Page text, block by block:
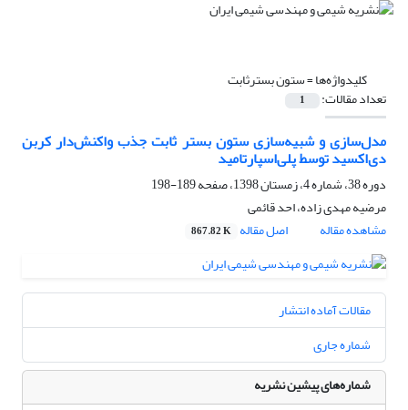
کلیدواژه‌ها =ستون بسترثابت
تعداد مقالات: 1
مدل‌سازی و شبیه‌سازی ستون بستر ثابت جذب واکنش‌دار کربن
دی‌اکسید توسط پلی‌اسپارتامید
دوره 38، شماره 4، زمستان 1398، صفحه
189-198
مرضیه مهدی زاده، احد قائمی
مشاهده مقاله
اصل مقاله 867.82 K
مقالات آماده انتشار
شماره جاری
شماره‌های پیشین نشریه